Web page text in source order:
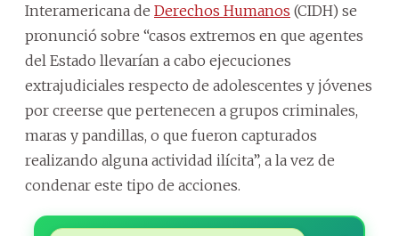
Interamericana de Derechos Humanos (CIDH) se
pronunció sobre “casos extremos en que agentes
del Estado llevarían a cabo ejecuciones
extrajudiciales respecto de adolescentes y jóvenes
por creerse que pertenecen a grupos criminales,
maras y pandillas, o que fueron capturados
realizando alguna actividad ilícita”, a la vez de
condenar este tipo de acciones.